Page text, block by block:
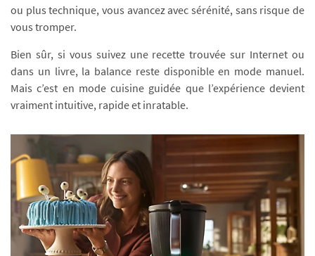
ou plus technique, vous avancez avec sérénité, sans risque de
vous tromper.
Bien sûr, si vous suivez une recette trouvée sur Internet ou
dans un livre, la balance reste disponible en mode manuel.
Mais c’est en mode cuisine guidée que l’expérience devient
vraiment intuitive, rapide et inratable.